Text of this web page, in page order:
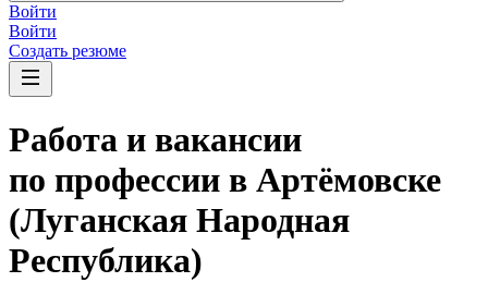
Войти
Войти
Создать резюме
Работа и вакансии
по профессии в Артёмовске
(Луганская Народная
Республика)